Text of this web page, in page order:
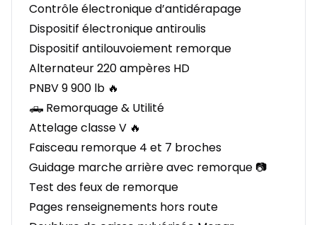
Contrôle électronique d’antidérapage
Dispositif électronique antiroulis
Dispositif antilouvoiement remorque
Alternateur 220 ampères HD
PNBV 9 900 lb 🔥
🛻 Remorquage & Utilité
Attelage classe V 🔥
Faisceau remorque 4 et 7 broches
Guidage marche arrière avec remorque 📷
Test des feux de remorque
Pages renseignements hors route